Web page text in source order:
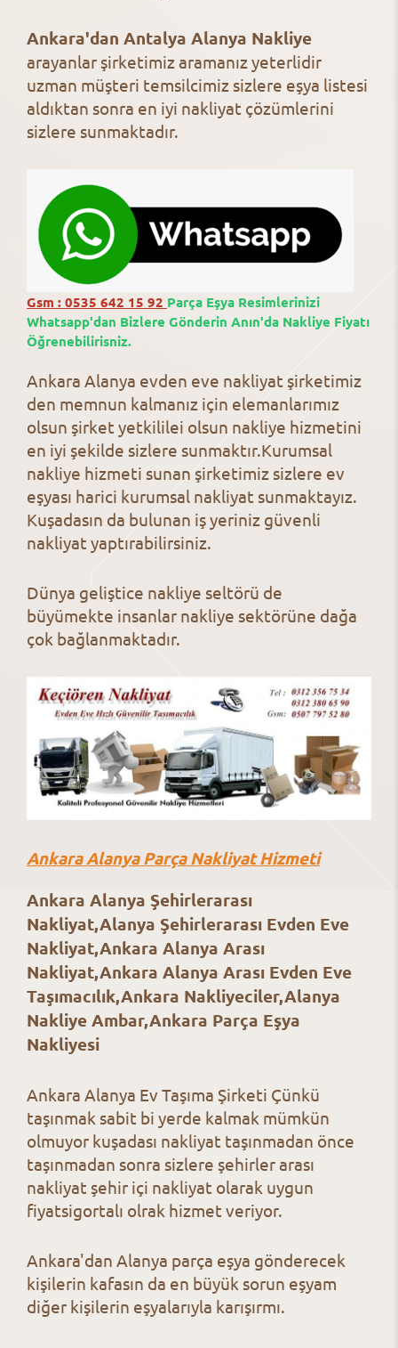
Ankara'dan Antalya Alanya Nakliye
arayanlar şirketimiz aramanız yeterlidir
uzman müşteri temsilcimiz sizlere eşya listesi
aldıktan sonra en iyi nakliyat çözümlerini
sizlere sunmaktadır.
Gsm : 0535 642 15 92 Parça Eşya Resimlerinizi
Whatsapp'dan Bizlere Gönderin Anın'da Nakliye Fiyatı
Öğrenebilirisniz.
Ankara Alanya evden eve nakliyat şirketimiz
den memnun kalmanız için elemanlarımız
olsun şirket yetkililei olsun nakliye hizmetini
en iyi şekilde sizlere sunmaktır.Kurumsal
nakliye hizmeti sunan şirketimiz sizlere ev
eşyası harici kurumsal nakliyat sunmaktayız.
Kuşadasın da bulunan iş yeriniz güvenli
nakliyat yaptırabilirsiniz.
Dünya geliştice nakliye seltörü de
büyümekte insanlar nakliye sektörüne dağa
çok bağlanmaktadır.
Ankara Alanya Parça Nakliyat Hizmeti
Ankara Alanya Şehirlerarası
Nakliyat,Alanya Şehirlerarası Evden Eve
Nakliyat,Ankara Alanya Arası
Nakliyat,Ankara Alanya Arası Evden Eve
Taşımacılık,Ankara Nakliyeciler,Alanya
Nakliye Ambar,Ankara Parça Eşya
Nakliyesi
Ankara Alanya Ev Taşıma Şirketi Çünkü
taşınmak sabit bi yerde kalmak mümkün
olmuyor kuşadası nakliyat taşınmadan önce
taşınmadan sonra sizlere şehirler arası
nakliyat şehir içi nakliyat olarak uygun
fiyatsigortalı olrak hizmet veriyor.
Ankara'dan Alanya parça eşya gönderecek
kişilerin kafasın da en büyük sorun eşyam
diğer kişilerin eşyalarıyla karışırmı.